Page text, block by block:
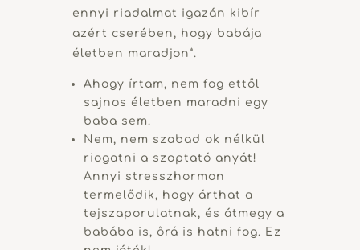
ennyi riadalmat igazán kibír
azért cserében, hogy babája
életben maradjon”.
Ahogy írtam, nem fog ettől
sajnos életben maradni egy
baba sem.
Nem, nem szabad ok nélkül
riogatni a szoptató anyát!
Annyi stresszhormon
termelődik, hogy árthat a
tejszaporulatnak, és átmegy a
babába is, őrá is hatni fog. Ez